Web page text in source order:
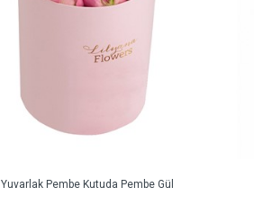
Yuvarlak Pembe Kutuda Pembe Gül